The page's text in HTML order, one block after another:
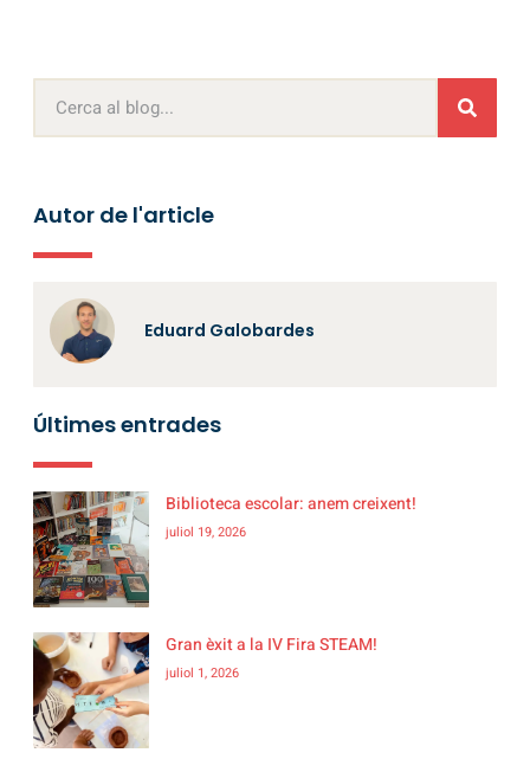
Autor de l'article
Eduard Galobardes
Últimes entrades
Biblioteca escolar: anem creixent!
juliol 19, 2026
Gran èxit a la IV Fira STEAM!
juliol 1, 2026